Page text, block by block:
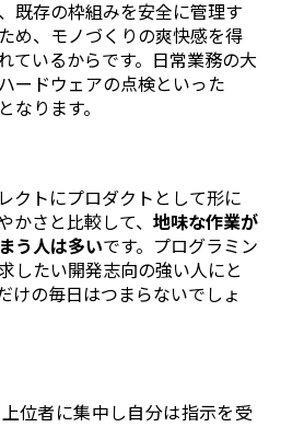
既存の枠組みを安全に管理す
め、モノづくりの爽快感を得
ているからです。日常業務の大
ードウェアの点検といった
なります。
クトにプロダクトとして形に
かさと比較して、 地味な作業が
う人は多いです。プログラミン
したい開発志向の強い人にと
けの毎日はつまらないでしょ
位者に集中し自分は指示を受